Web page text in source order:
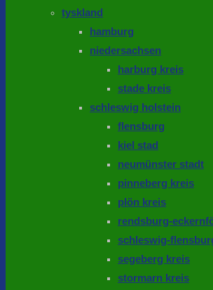
tyskland
hamburg
niedersachsen
harburg kreis
stade kreis
schleswig holstein
flensburg
kiel stad
neumünster stadt
pinneberg kreis
plön kreis
rendsburg-
schleswig-
segeberg kreis
stormarn kreis